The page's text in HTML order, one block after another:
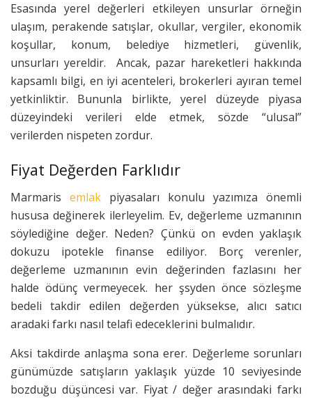
Esasında yerel değerleri etkileyen unsurlar örneğin
ulaşım, perakende satışlar, okullar, vergiler, ekonomik
koşullar, konum, belediye hizmetleri, güvenlik,
unsurları yereldir. Ancak, pazar hareketleri hakkında
kapsamlı bilgi, en iyi acenteleri, brokerleri ayıran temel
yetkinliktir. Bununla birlikte, yerel düzeyde piyasa
düzeyindeki verileri elde etmek, sözde “ulusal”
verilerden nispeten zordur.
Fiyat Değerden Farklıdır
Marmaris emlak piyasaları konulu yazımıza önemli
hususa değinerek ilerleyelim. Ev, değerleme uzmanının
söylediğine değer. Neden? Çünkü on evden yaklaşık
dokuzu ipotekle finanse ediliyor. Borç verenler,
değerleme uzmanının evin değerinden fazlasını her
halde ödünç vermeyecek. her şsyden önce sözleşme
bedeli takdir edilen değerden yüksekse, alıcı satıcı
aradaki farkı nasıl telafi edeceklerini bulmalıdır.
Aksi takdirde anlaşma sona erer. Değerleme sorunları
günümüzde satışların yaklaşık yüzde 10 seviyesinde
bozduğu düşüncesi var. Fiyat / değer arasındaki farkı